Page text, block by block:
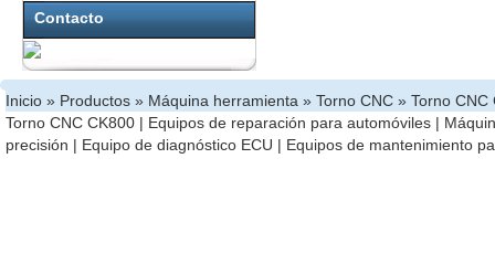
Contacto
Inicio » Productos » Máquina herramienta » Torno CNC » Torno CNC
Torno CNC CK800 | Equipos de reparación para automóviles |
precisión | Equipo de diagnóstico ECU | Equipos de mantenimiento